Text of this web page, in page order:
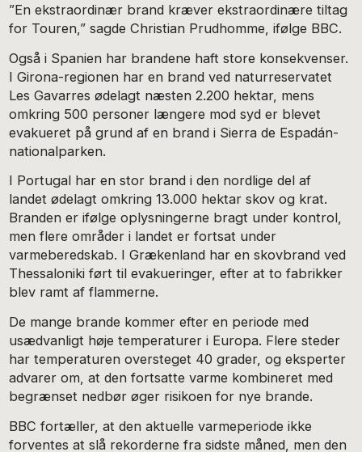
”En ekstraordinær brand kræver ekstraordinære tiltag
for Touren,” sagde Christian Prudhomme, ifølge BBC.
Også i Spanien har brandene haft store konsekvenser.
I Girona-regionen har en brand ved naturreservatet
Les Gavarres ødelagt næsten 2.200 hektar, mens
omkring 500 personer længere mod syd er blevet
evakueret på grund af en brand i Sierra de Espadán-
nationalparken.
I Portugal har en stor brand i den nordlige del af
landet ødelagt omkring 13.000 hektar skov og krat.
Branden er ifølge oplysningerne bragt under kontrol,
men flere områder i landet er fortsat under
varmeberedskab. I Grækenland har en skovbrand ved
Thessaloniki ført til evakueringer, efter at to fabrikker
blev ramt af flammerne.
De mange brande kommer efter en periode med
usædvanligt høje temperaturer i Europa. Flere steder
har temperaturen oversteget 40 grader, og eksperter
advarer om, at den fortsatte varme kombineret med
begrænset nedbør øger risikoen for nye brande.
BBC fortæller, at den aktuelle varmeperiode ikke
forventes at slå rekorderne fra sidste måned, men den